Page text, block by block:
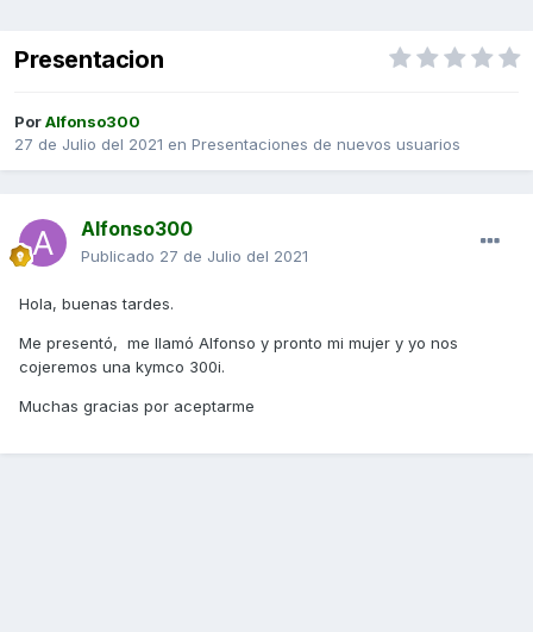
Presentacion
PorAlfonso300
27 de Julio del 2021 en Presentaciones de nuevos usuarios
Alfonso300
Publicado 27 de Julio del 2021
Hola, buenas tardes.
Me presentó, me llamó Alfonso y pronto mi mujer y yo nos
cojeremos una kymco 300i.
Muchas gracias por aceptarme